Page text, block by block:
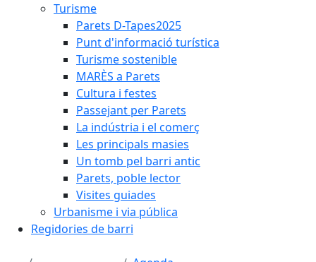
Turisme
Parets D-Tapes2025
Punt d'informació turística
Turisme sostenible
MARÈS a Parets
Cultura i festes
Passejant per Parets
La indústria i el comerç
Les principals masies
Un tomb pel barri antic
Parets, poble lector
Visites guiades
Urbanisme i via pública
Regidories de barri